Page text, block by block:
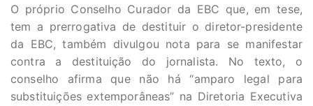
O próprio Conselho Curador da EBC que, em tese,
tem a prerrogativa de destituir o diretor-presidente
da EBC, também divulgou nota para se manifestar
contra a destituição do jornalista. No texto, o
conselho afirma que não há “amparo legal para
substituições extemporâneas” na Diretoria Executiva